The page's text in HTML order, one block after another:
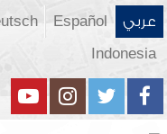
عربي Español
Indonesia